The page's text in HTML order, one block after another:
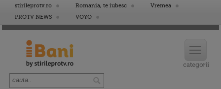
stirileprotv.ro Romania, te iubesc
Vremea
PROTV NEWS
VOYO